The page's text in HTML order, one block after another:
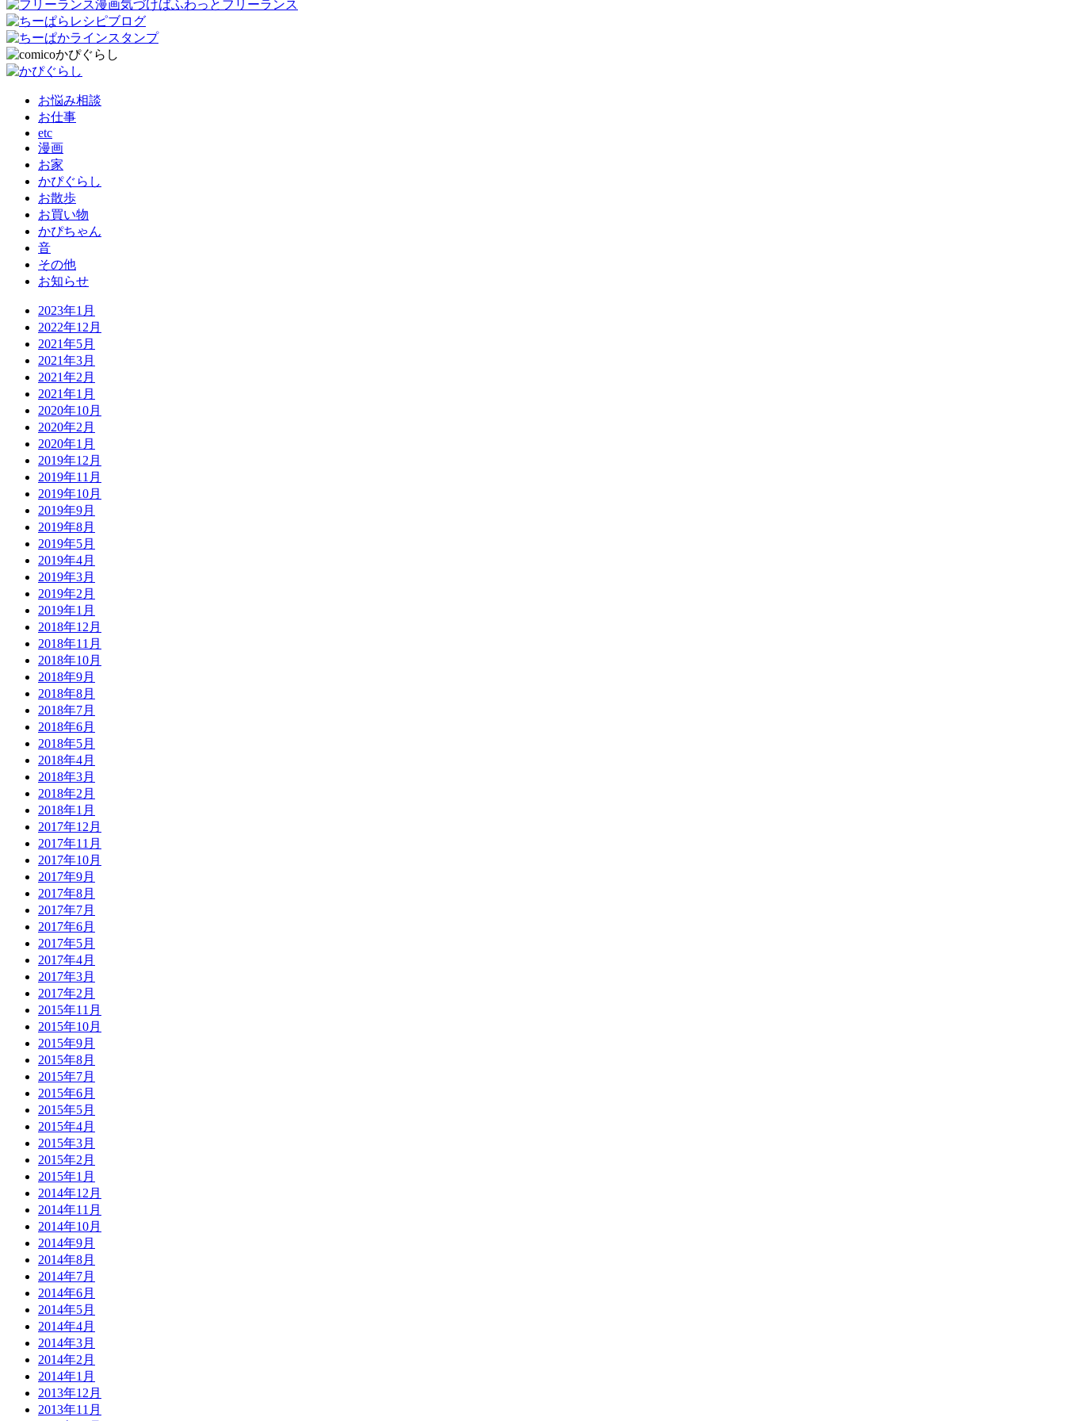
お悩み相談
お仕事
etc
漫画
お家
かぴぐらし
お散歩
お買い物
かぴちゃん
音
その他
お知らせ
2023年1月
2022年12月
2021年5月
2021年3月
2021年2月
2021年1月
2020年10月
2020年2月
2020年1月
2019年12月
2019年11月
2019年10月
2019年9月
2019年8月
2019年5月
2019年4月
2019年3月
2019年2月
2019年1月
2018年12月
2018年11月
2018年10月
2018年9月
2018年8月
2018年7月
2018年6月
2018年5月
2018年4月
2018年3月
2018年2月
2018年1月
2017年12月
2017年11月
2017年10月
2017年9月
2017年8月
2017年7月
2017年6月
2017年5月
2017年4月
2017年3月
2017年2月
2015年11月
2015年10月
2015年9月
2015年8月
2015年7月
2015年6月
2015年5月
2015年4月
2015年3月
2015年2月
2015年1月
2014年12月
2014年11月
2014年10月
2014年9月
2014年8月
2014年7月
2014年6月
2014年5月
2014年4月
2014年3月
2014年2月
2014年1月
2013年12月
2013年11月